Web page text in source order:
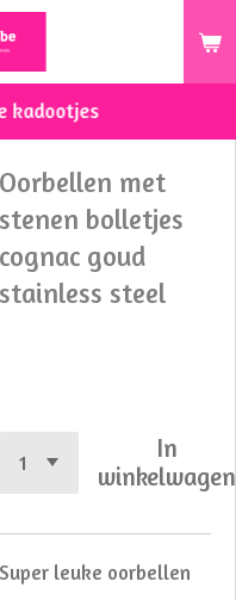
kadootjes
Oorbellen met
stenen bolletjes
cognac goud
stainless steel
In
winkelwagen
Super leuke oorbellen